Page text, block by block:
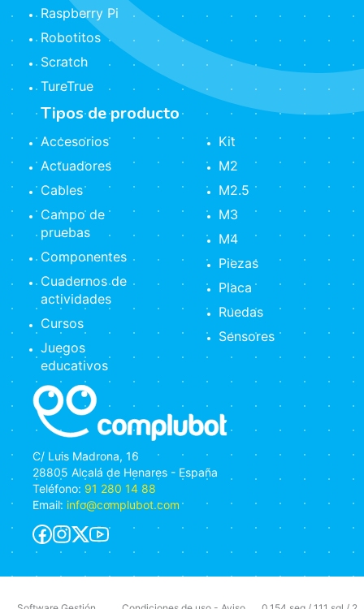
C/ Luis Madrona, 16
28805 Alcalá de Henares - España
Teléfono: 91 280 14 88
Email: info@complubot.com
Raspberry Pi
Robotitos
Scratch
TureTrue
Tipos de producto
Accesorios
Actuadores
Cables
Campo de
pruebas
Componentes
Cuadernos de
actividades
Cursos
Juegos
educativos
Kit
M2
M2.5
M3
M4
Piezas
Placa
Ruedas
Sensores